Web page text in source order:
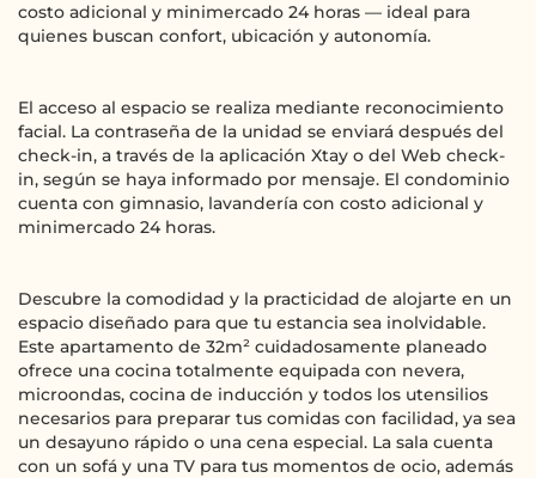
costo adicional y minimercado 24 horas — ideal para
quienes buscan confort, ubicación y autonomía.
El acceso al espacio se realiza mediante reconocimiento
facial. La contraseña de la unidad se enviará después del
check-in, a través de la aplicación Xtay o del Web check-
in, según se haya informado por mensaje. El condominio
cuenta con gimnasio, lavandería con costo adicional y
minimercado 24 horas.
Descubre la comodidad y la practicidad de alojarte en un
espacio diseñado para que tu estancia sea inolvidable.
Este apartamento de 32m² cuidadosamente planeado
ofrece una cocina totalmente equipada con nevera,
microondas, cocina de inducción y todos los utensilios
necesarios para preparar tus comidas con facilidad, ya sea
un desayuno rápido o una cena especial. La sala cuenta
con un sofá y una TV para tus momentos de ocio, además